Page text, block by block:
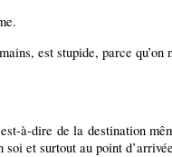
est stupide, parce qu’on
à-dire de la destination
soi et surtout au point